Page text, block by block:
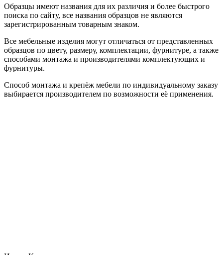
Образцы имеют названия для их различия и более быстрого
поиска по сайту, все названия образцов не являются
зарегистрированным товарным знаком.
Все мебельные изделия могут отличаться от представленных
образцов по цвету, размеру, комплектации, фурнитуре, а также
способами монтажа и производителями комплектующих и
фурнитуры.
Способ монтажа и крепёж мебели по индивидуальному заказу
выбирается производителем по возможности её применения.